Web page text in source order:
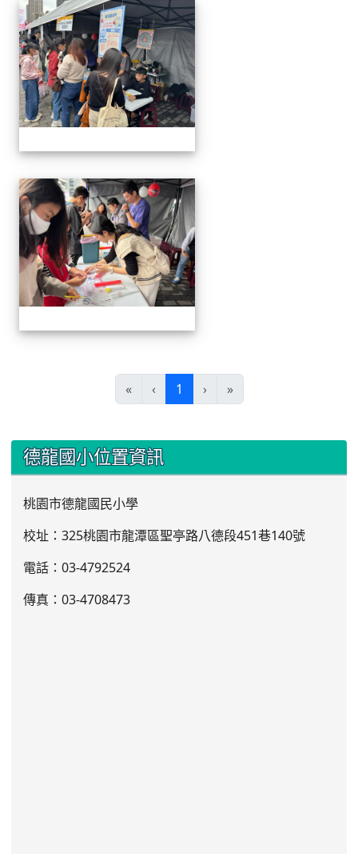
1141220科學教育暨資優教
1141220科學教育暨資優教
« ‹ 1 (current)
› »
::: 德龍國小位置資訊
桃園市德龍國民小學
校址：325桃園市龍潭區聖亭路八德段451巷140號
電話：03-4792524
傳真：03-4708473